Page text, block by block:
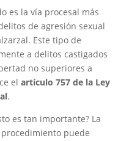
es la vía procesal más
de agresión sexual
Este tipo de
a delitos castigados
no superiores a
el artículo 757 de la Ley
.
es tan importante? La
puede